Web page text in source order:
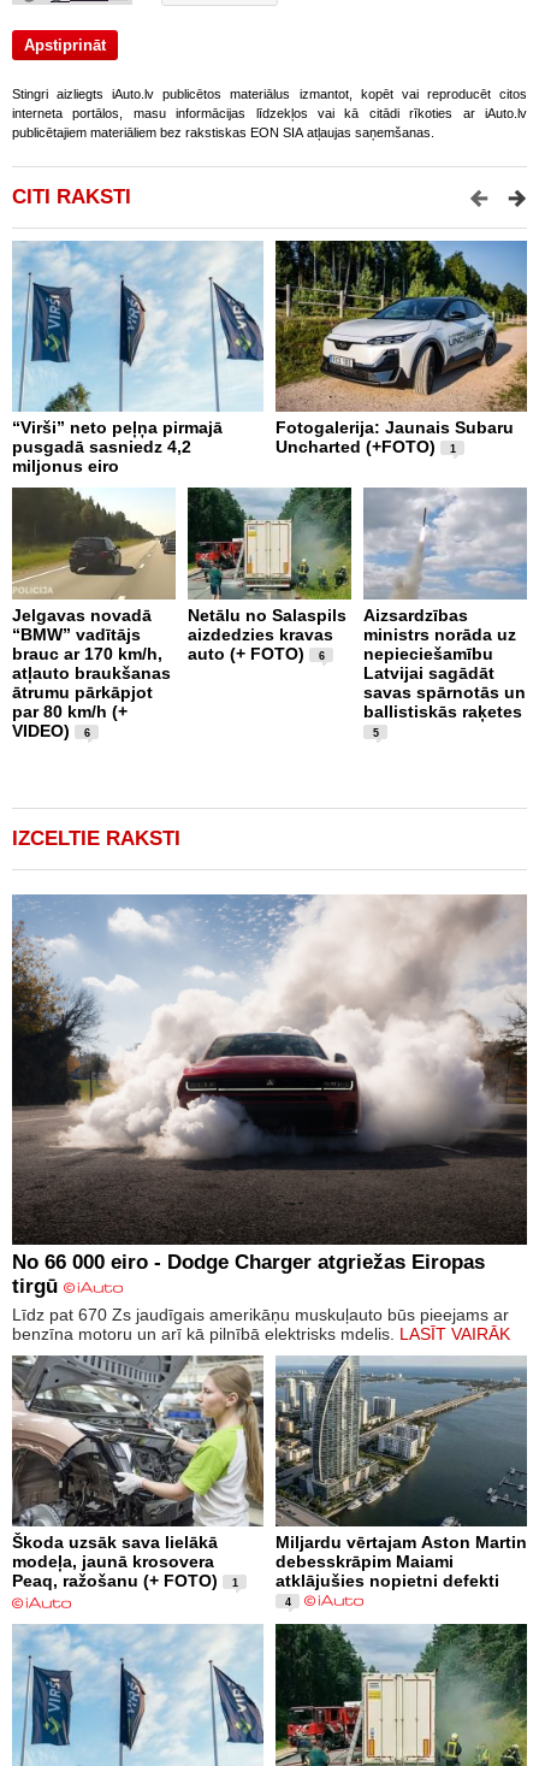
Stingri aizliegts iAuto.lv publicētos materiālus izmantot, kopēt vai reproducēt citos
interneta portālos, masu informācijas līdzekļos vai kā citādi rīkoties ar iAuto.lv
publicētajiem materiāliem bez rakstiskas EON SIA atļaujas saņemšanas.
CITI RAKSTI
“Virši” neto peļņa pirmajā
pusgadā sasniedz 4,2
miljonus eiro
Fotogalerija: Jaunais Subaru
Uncharted (+FOTO)
1
Jelgavas novadā
“BMW” vadītājs
brauc ar 170 km/h,
atļauto braukšanas
ātrumu pārkāpjot
par 80 km/h (+
VIDEO)
6
Netālu no Salaspils
aizdedzies kravas
auto (+ FOTO)
6
Aizsardzības
ministrs norāda uz
nepieciešamību
Latvijai sagādāt
savas spārnotās un
ballistiskās raķetes
5
IZCELTIE RAKSTI
No 66 000 eiro - Dodge Charger atgriežas Eiropas
tirgū
Līdz pat 670 Zs jaudīgais amerikāņu muskuļauto būs pieejams ar
benzīna motoru un arī kā pilnībā elektrisks mdelis. LASĪT VAIRĀK
Škoda uzsāk sava lielākā
modeļa, jaunā krosovera
Peaq, ražošanu (+ FOTO)
1
Miljardu vērtajam Aston Martin
debesskrāpim Maiami
atklājušies nopietni defekti
4